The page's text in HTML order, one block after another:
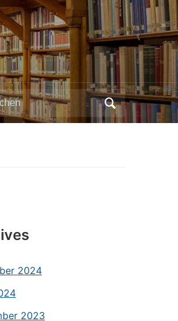
2024
2023